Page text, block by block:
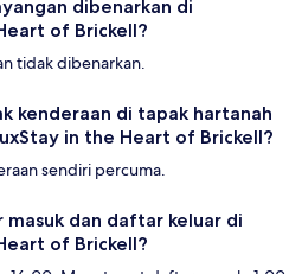
dibenarkan di
of Brickell?
tidak dibenarkan.
kenderaan di tapak hartanah
in the Heart of Brickell?
sendiri percuma.
dan daftar keluar di
of Brickell?